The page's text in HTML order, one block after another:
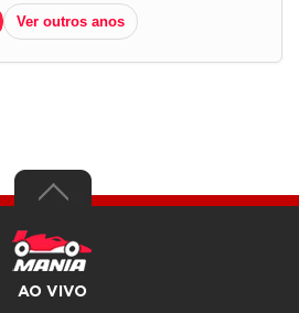
Ver outros anos
AO VIVO